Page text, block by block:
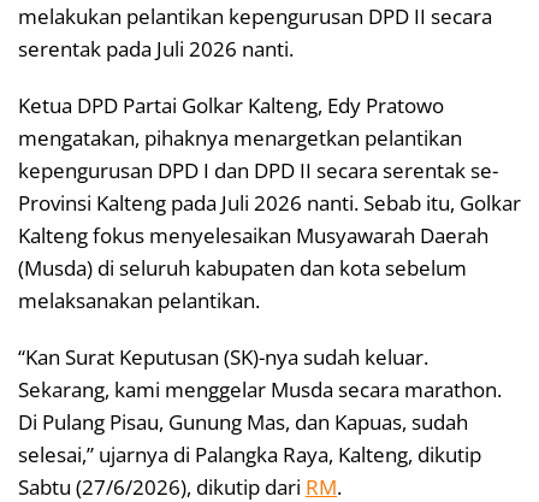
melakukan pelantikan kepengurusan DPD II secara
serentak pada Juli 2026 nanti.
Ketua DPD Partai Golkar Kalteng, Edy Pratowo
mengatakan, pihaknya menargetkan pelantikan
kepengurusan DPD I dan DPD II secara serentak se-
Provinsi Kalteng pada Juli 2026 nanti. Sebab itu, Golkar
Kalteng fokus menyelesaikan Musyawarah Daerah
(Musda) di seluruh kabupaten dan kota sebelum
melaksanakan pelantikan.
“Kan Surat Keputusan (SK)-nya sudah keluar.
Sekarang, kami menggelar Musda secara marathon.
Di Pulang Pisau, Gunung Mas, dan Kapuas, sudah
selesai,” ujarnya di Palangka Raya, Kalteng, dikutip
Sabtu (27/6/2026), dikutip dari RM.